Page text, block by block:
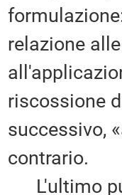
relazione
riscossione
successivo,
contrario.
L'ultimo